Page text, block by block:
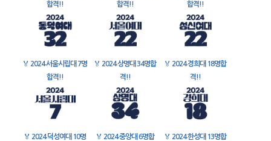
합격!!
합격!!
합격!!
🏅 2024 서울시립대 7명
합격!!
🏅 2024 상명대 34명합
격!!
🏅 2024 경희대 18명합
격!!
🏅 2024 덕성여대 10명
🏅 2024 중앙대 6명합
🏅 2024 한성대 13명합